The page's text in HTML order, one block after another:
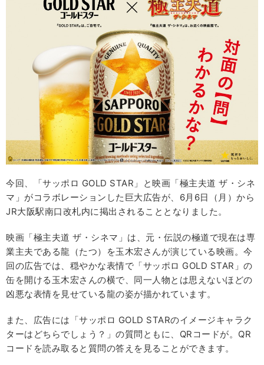
今回、「サッポロ GOLD STAR」と映画「極主夫道 ザ・シネ
マ」がコラボレーションした巨大広告が、6月6日（月）から
JR大阪駅南口改札内に掲出されることとなりました。
映画「極主夫道 ザ・シネマ」は、元・伝説の極道で現在は専
業主夫である龍（たつ）を玉木宏さんが演じている映画。今
回の広告では、穏やかな表情で「サッポロ GOLD STAR」の
缶を開ける玉木宏さんの横で、同一人物とは思えないほどの
凶悪な表情を見せている龍の姿が描かれています。
また、広告には「サッポロ GOLD STARのイメージキャラク
ターはどちらでしょう？」の質問ともに、QRコードが。QR
コードを読み取ると質問の答えを見ることができます。